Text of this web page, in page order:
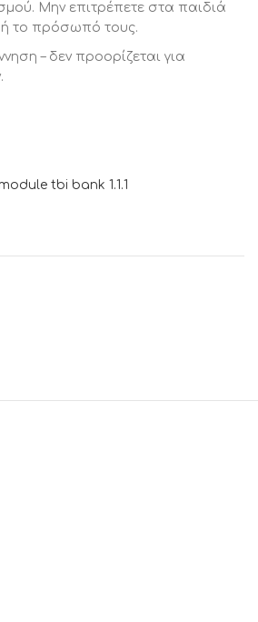
Μην επιτρέπετε στα παιδιά
ή το πρόσωπό τους.
– δεν προορίζεται για